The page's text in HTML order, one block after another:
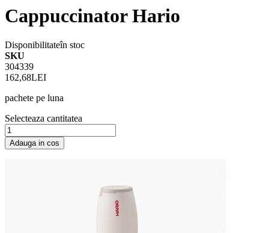
Cappuccinator Hario
Disponibilitateîn stoc
SKU
304339
162,68LEI
pachete pe luna
Selecteaza cantitatea
Adauga in cos